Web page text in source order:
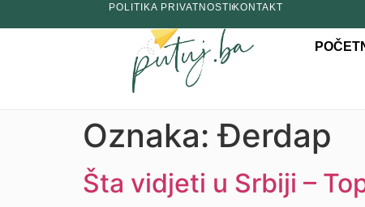
POLITIKA PRIVATNOSTIKONTAKT
Oznaka:Đerdap
Šta vidjeti u Srbiji –